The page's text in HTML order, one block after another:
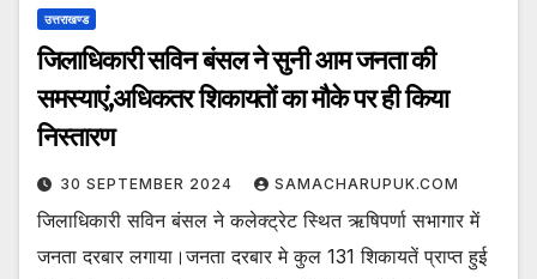
उत्तराखण्ड
जिलाधिकारी सविन बंसल ने सुनी आम जनता की
समस्याएं,अधिकतर शिकायतों का मौके पर ही किया
निस्तारण
30 SEPTEMBER 2024 SAMACHARUPUK.COM
जिलाधिकारी सविन बंसल ने कलेक्ट्रेट स्थित ऋषिपर्णा सभागार में
जनता दरबार लगाया।जनता दरबार मे कुल 131 शिकायतें प्राप्त हुई